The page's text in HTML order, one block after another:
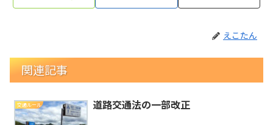
えこたん
関連記事
交通ルール 道路交通法の一部改正